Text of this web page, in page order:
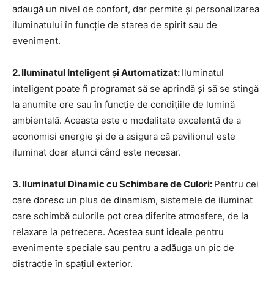
adaugă un nivel de confort, dar permite și personalizarea
iluminatului în funcție de starea de spirit sau de
eveniment.
2. Iluminatul Inteligent și Automatizat: Iluminatul
inteligent poate fi programat să se aprindă și să se stingă
la anumite ore sau în funcție de condițiile de lumină
ambientală. Aceasta este o modalitate excelentă de a
economisi energie și de a asigura că pavilionul este
iluminat doar atunci când este necesar.
3. Iluminatul Dinamic cu Schimbare de Culori: Pentru cei
care doresc un plus de dinamism, sistemele de iluminat
care schimbă culorile pot crea diferite atmosfere, de la
relaxare la petrecere. Acestea sunt ideale pentru
evenimente speciale sau pentru a adăuga un pic de
distracție în spațiul exterior.